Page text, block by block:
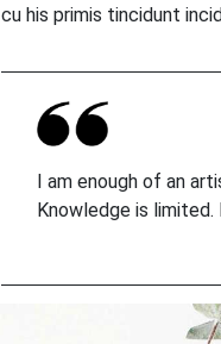
cu his primis tincidunt
I am enough of an
Knowledge is